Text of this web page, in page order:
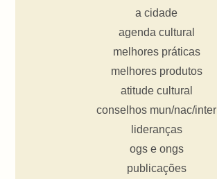
a cidade
agenda cultural
melhores práticas
melhores produtos
atitude cultural
conselhos mun/nac/inter
lideranças
ogs e ongs
publicações